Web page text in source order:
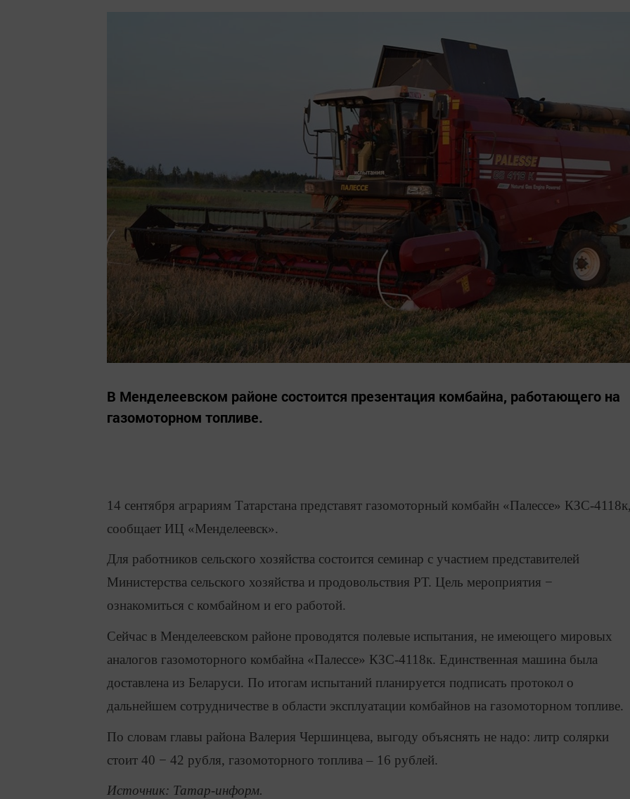
В Менделеевском районе состоится презентация комбайна, работающего на
газомоторном топливе.
14 сентября аграриям Татарстана представят газомоторный комбайн «Палессе» КЗС-
сообщает ИЦ «Менделеевск».
Для работников сельского хозяйства состоится семинар с участием представителей
Министерства сельского хозяйства и продовольствия РТ. Цель мероприятия −
ознакомиться с комбайном и его работой.
Сейчас в Менделеевском районе проводятся полевые испытания, не имеющего мировых
аналогов газомоторного комбайна «Палессе» КЗС-4118к. Единственная машина была
доставлена из Беларуси. По итогам испытаний планируется подписать протокол о
дальнейшем сотрудничестве в области эксплуатации комбайнов на газомоторном топливе.
По словам главы района Валерия Чершинцева, выгоду объяснять не надо: литр солярки
стоит 40 − 42 рубля, газомоторного топлива – 16 рублей.
Источник: Татар-информ.